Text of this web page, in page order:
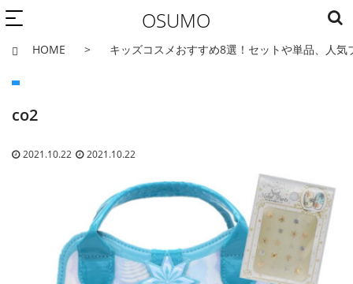
OSUMO
HOME キッズコスメおすすめ8選！セットや単品、人
co2
2021.10.22 2021.10.22